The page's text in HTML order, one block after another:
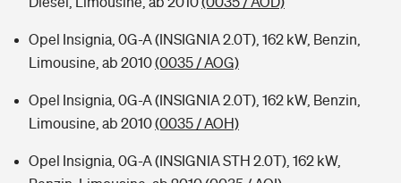
Opel Insignia, 0G-A (INSIGNIA 2.0T), 162 kW, Benzin,
Limousine, ab 2010(0035 / AOG)
Opel Insignia, 0G-A (INSIGNIA 2.0T), 162 kW, Benzin,
Limousine, ab 2010(0035 / AOH)
Opel Insignia, 0G-A (INSIGNIA STH 2.0T), 162 kW,